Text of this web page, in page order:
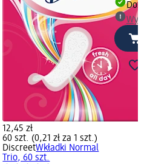
12,45 zł
60 szt. (0,21 zł za 1 szt.)
DiscreetWkładki Normal
Trio, 60 szt.